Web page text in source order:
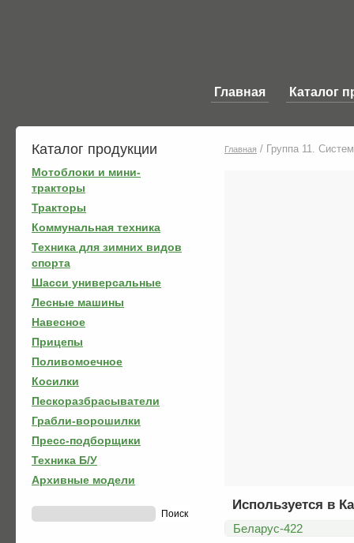
Главная Каталог
Каталог продукции
Мотоблоки и мини-
тракторы
Тракторы
Коммунальная техника
Техника для зимних видов
спорта
Шасси универсальные
Лесные машины
Навесное
Прицепы
Поливомоечное
Косилки
Пескоразбрасыватели
Грабли-ворошилки
Пресс-подборщики
Техника Б/У
Архивные модели
Главная / Группа 11.
Используется в
Беларус-422